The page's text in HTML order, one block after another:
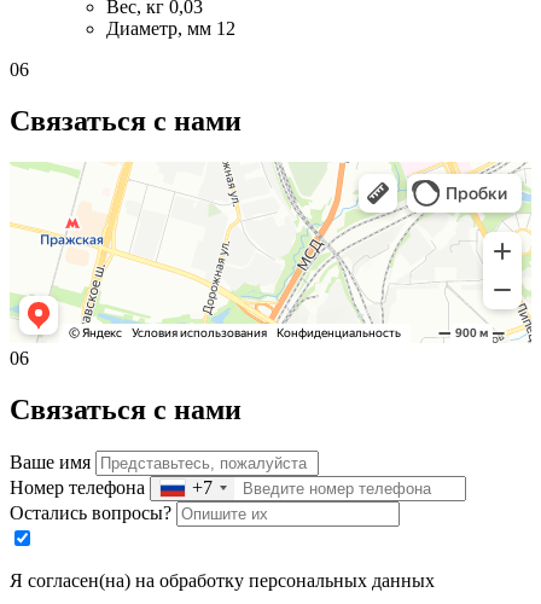
Вес, кг 0,03
Диаметр, мм 12
06
Связаться с нами
06
Связаться с нами
Ваше имя
Номер телефона
+7
Остались вопросы?
Я согласен(на) на обработку персональных данных